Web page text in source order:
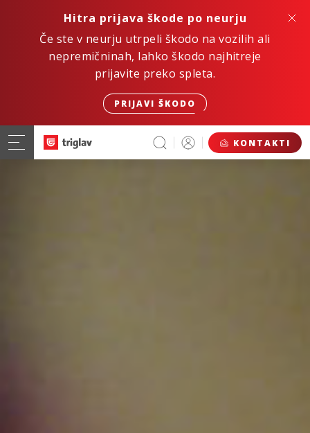
Hitra prijava škode po neurju
Če ste v neurju utrpeli škodo na vozilih ali
nepremičninah, lahko škodo najhitreje
prijavite preko spleta.
PRIJAVI ŠKODO
KONTAKTI